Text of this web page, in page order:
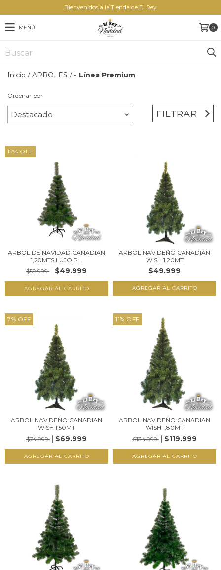
Bienvenidos a la Tienda de El Rey
MENÚ 0
Inicio / ARBOLES / - Línea Premium
Ordenar por
FILTRAR
17% OFF
ARBOL DE NAVIDAD CANADIAN
1,20MTS LUJO P...
$59.999
$49.999
ARBOL NAVIDEÑO CANADIAN
WISH 1,20MT
$49.999
7% OFF
ARBOL NAVIDEÑO CANADIAN
WISH 1,50MT
$74.999
$69.999
11% OFF
ARBOL NAVIDEÑO CANADIAN
WISH 1,80MT
$134.999
$119.999